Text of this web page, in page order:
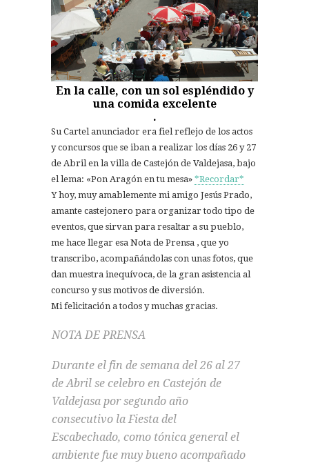
En la calle, con un sol espléndido y
una comida excelente
.
Su Cartel anunciador era fiel reflejo de los actos
y concursos que se iban a realizar los días 26 y 27
de Abril en la villa de Castejón de Valdejasa, bajo
el lema: «Pon Aragón en tu mesa» *Recordar*
Y hoy, muy amablemente mi amigo Jesús Prado,
amante castejonero para organizar todo tipo de
eventos, que sirvan para resaltar a su pueblo,
me hace llegar esa Nota de Prensa , que yo
transcribo, acompañándolas con unas fotos, que
dan muestra inequívoca, de la gran asistencia al
concurso y sus motivos de diversión.
Mi felicitación a todos y muchas gracias.
NOTA DE PRENSA
Durante el fin de semana del 26 al 27
de Abril se celebro en Castejón de
Valdejasa por segundo año
consecutivo la Fiesta del
Escabechado, como tónica general el
ambiente fue muy bueno acompañado